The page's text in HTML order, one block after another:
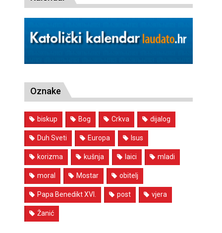
Oznake
biskup Bog Crkva dijalog
Duh Sveti Europa Isus
korizma kušnja laici mladi
moral Mostar obitelj
Papa Benedikt XVI. post vjera
Žanić